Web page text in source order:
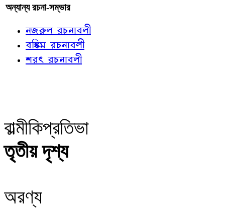
অন্যান্য রচনা-সম্ভার
নজরুল রচনাবলী
বঙ্কিম রচনাবলী
শরৎ রচনাবলী
বাল্মীকিপ্রতিভা
তৃতীয় দৃশ্য
অরণ্য